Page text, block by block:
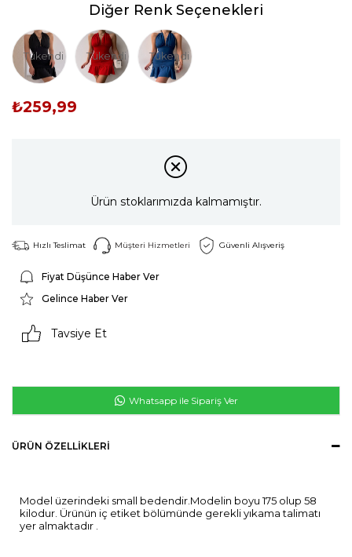
Diğer Renk Seçenekleri
Tükendi Tükendi Tükendi
₺259,99
Ürün stoklarımızda kalmamıştır.
Hızlı Teslimat Müşteri Hizmetleri Güvenli Alışveriş
Fiyat Düşünce Haber Ver
Gelince Haber Ver
Tavsiye Et
Whatsapp ile Sipariş Ver
ÜRÜN ÖZELLIKLERI
Model üzerindeki small bedendir.Modelin boyu 175 olup 58
kilodur. Ürünün iç etiket bölümünde gerekli yıkama talimatı
yer almaktadır .